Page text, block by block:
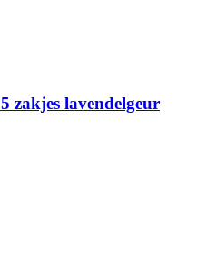
zakjes lavendelgeur